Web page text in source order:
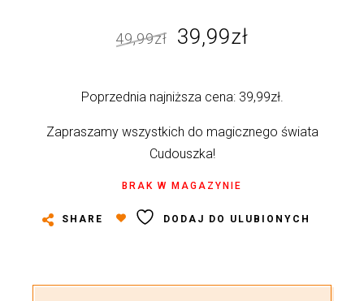
49,99zł
Pierwotna
wynosiła:
49,99zł.
39,99zł
wynosi:
39,99zł.
Poprzednia najniższa cena: 39,99zł.
Zapraszamy wszystkich do magicznego świata
Cudouszka!
BRAK W MAGAZYNIE
SHARE DODAJ DO ULUBIONYCH